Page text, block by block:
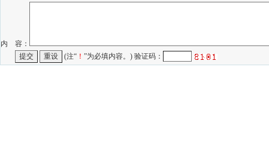
内 容：
(注“ ！ ”为必填内容。) 验证码：